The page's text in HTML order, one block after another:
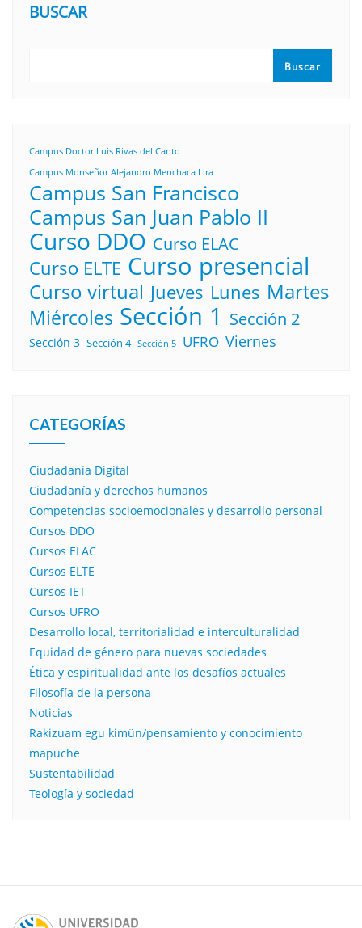
BUSCAR
Buscar
Campus Doctor Luis Rivas del Canto
Campus Monseñor Alejandro Menchaca Lira
Campus San Francisco
Campus San Juan Pablo II
Curso DDO Curso ELAC
Curso ELTE Curso presencial
Curso virtual Jueves Lunes Martes
Miércoles Sección 1 Sección 2
Sección 3 Sección 4 Sección 5 UFRO Viernes
CATEGORÍAS
Ciudadanía Digital
Ciudadanía y derechos humanos
Competencias socioemocionales y desarrollo personal
Cursos DDO
Cursos ELAC
Cursos ELTE
Cursos IET
Cursos UFRO
Desarrollo local, territorialidad e interculturalidad
Equidad de género para nuevas sociedades
Ética y espiritualidad ante los desafíos actuales
Filosofía de la persona​
Noticias
Rakizuam egu kimün/pensamiento y conocimiento
mapuche
Sustentabilidad
Teología y sociedad